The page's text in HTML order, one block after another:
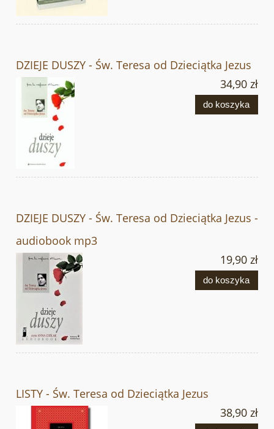
DZIEJE DUSZY - Św. Teresa od Dzieciątka Jezus
34,90 zł
do koszyka
DZIEJE DUSZY - Św. Teresa od Dzieciątka Jezus -
audiobook mp3
19,90 zł
do koszyka
LISTY - Św. Teresa od Dzieciątka Jezus
38,90 zł